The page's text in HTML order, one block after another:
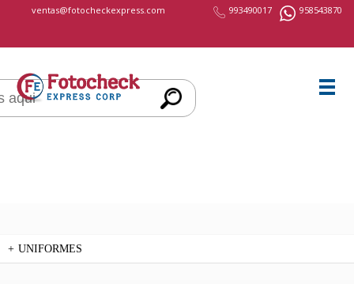
ventas@fotocheckexpress.com 958543870
993490017
cccccc
UNIFORMES